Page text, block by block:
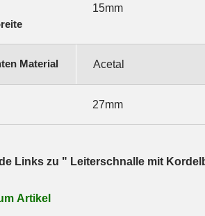
15mm
Material Acetal
27mm
Links zu " Leiterschnalle mit
Artikel